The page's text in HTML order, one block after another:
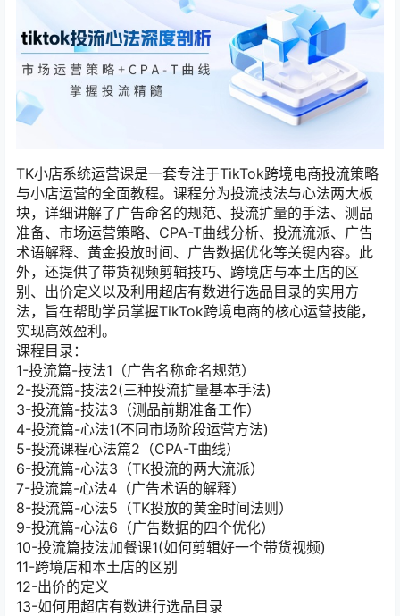
TK小店系统运营课是一套专注于TikTok跨境电商投流策略
与小店运营的全面教程。课程分为投流技法与心法两大板
块，详细讲解了广告命名的规范、投流扩量的手法、测品
准备、市场运营策略、CPA-T曲线分析、投流流派、广告
术语解释、黄金投放时间、广告数据优化等关键内容。此
外，还提供了带货视频剪辑技巧、跨境店与本土店的区
别、出价定义以及利用超店有数进行选品目录的实用方
法，旨在帮助学员掌握TikTok跨境电商的核心运营技能，
实现高效盈利。
课程目录：
1-投流篇-技法1（广告名称命名规范）
2-投流篇-技法2(三种投流扩量基本手法)
3-投流篇-技法3（测品前期准备工作）
4-投流篇-心法1(不同市场阶段运营方法)
5-投流课程心法篇2（CPA-T曲线）
6-投流篇-心法3（TK投流的两大流派）
7-投流篇-心法4（广告术语的解释）
8-投流篇-心法5（TK投放的黄金时间法则）
9-投流篇-心法6（广告数据的四个优化）
10-投流篇技法加餐课1(如何剪辑好一个带货视频)
11-跨境店和本土店的区别
12-出价的定义
13-如何用超店有数进行选品目录